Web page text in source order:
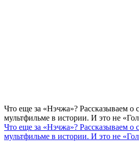
Что еще за «Нэчжа»? Рассказываем о
мультфильме в истории. И это не
Что еще за «Нэчжа»? Рассказываем о
мультфильме в истории. И это не